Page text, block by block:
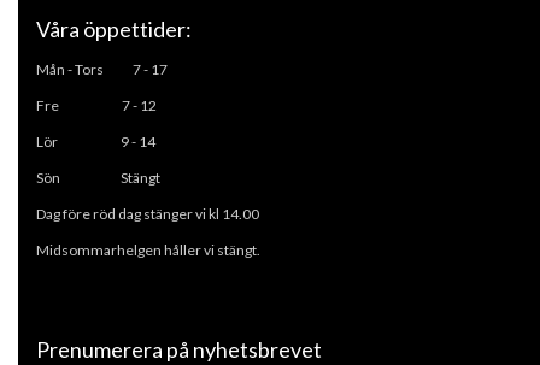
Våra öppettider:
Mån - Tors
7 - 17
Fre 7 - 12
Lör 9 - 14
Sön Stängt
Dag före röd dag stänger vi kl 14.00
Midsommarhelgen håller vi stängt.
Prenumerera på nyhetsbrevet